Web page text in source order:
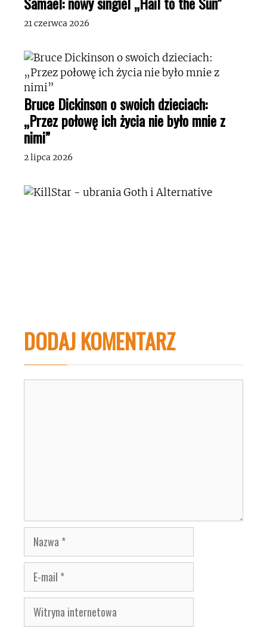
21 czerwca 2026
Bruce Dickinson o swoich dzieciach:
„Przez połowę ich życia nie było mnie z
nimi”
2 lipca 2026
DODAJ KOMENTARZ
Nazwa
E-
mail
Witryna
internetowa